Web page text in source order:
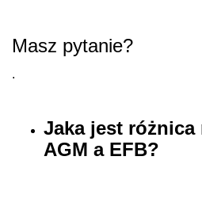
Masz pytanie?
.
Jaka jest różnica
AGM a EFB?